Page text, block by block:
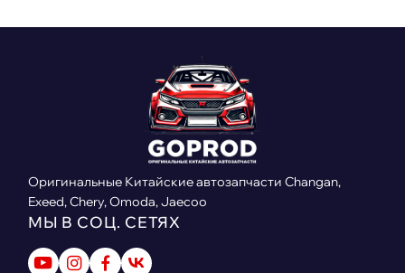
Оригинальные Китайские автозапчасти Changan,
Exeed, Chery, Omoda, Jaecoo
МЫ В СОЦ. СЕТЯХ